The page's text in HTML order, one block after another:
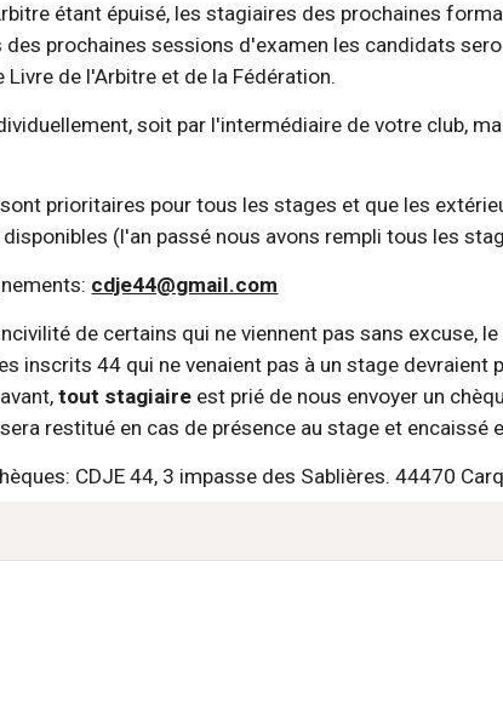
étant épuisé, les stagiaires des prochaines
des prochaines sessions d'examen les candidats
de l'Arbitre et de la Fédération.
soit par l'intermédiaire de votre club,
prioritaires pour tous les stages et que les
(l'an passé nous avons rempli tous les
cdje44@gmail.com
de certains qui ne viennent pas sans excuse,
inscrits 44 qui ne venaient pas à un stage devraient
tout stagiaire est prié de nous envoyer un
restitué en cas de présence au stage et encaissé
CDJE 44, 3 impasse des Sablières. 44470